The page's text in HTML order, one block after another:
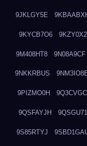
9JKLGY5E
9KYCB7O6
9M408HT8 9N08A9CF
9NKKRBUS
9PIZMO0H
9QSFAYJH
9S85RTYJ